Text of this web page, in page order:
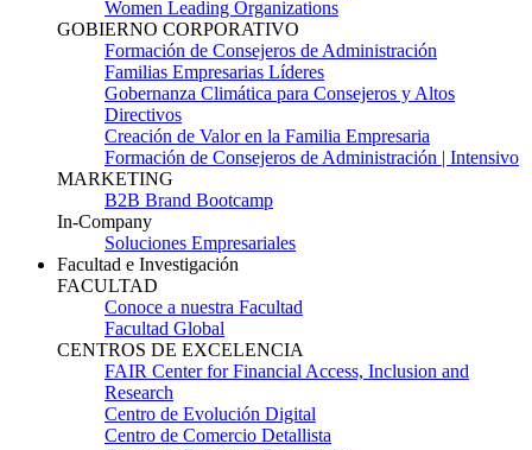
Women Leading Organizations
GOBIERNO CORPORATIVO
Formación de Consejeros de Administración
Familias Empresarias Líderes
Gobernanza Climática para Consejeros y Altos
Directivos
Creación de Valor en la Familia Empresaria
Formación de Consejeros de Administración | Intensivo
MARKETING
B2B Brand Bootcamp
In-Company
Soluciones Empresariales
Facultad e Investigación
FACULTAD
Conoce a nuestra Facultad
Facultad Global
CENTROS DE EXCELENCIA
FAIR Center for Financial Access, Inclusion and
Research
Centro de Evolución Digital
Centro de Comercio Detallista